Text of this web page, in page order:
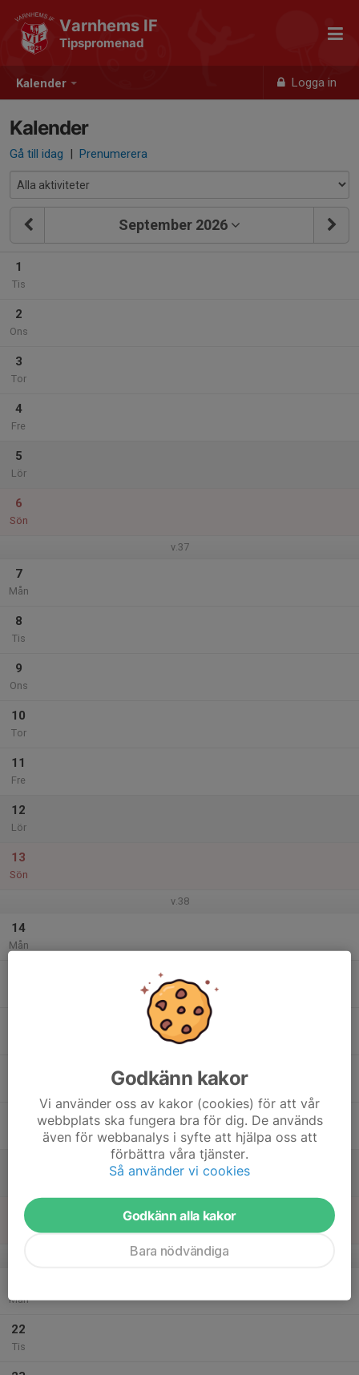
Kalender Logga in
Varnhems IF
Tipspromenad
Kalender
Gå till idag | Prenumerera
September 2026
1
Tis
2
Ons
3
Tor
4
Fre
5
Lör
6
Sön
v.37
7
Mån
8
Tis
9
Ons
10
Tor
11
Fre
12
Lör
13
Sön
v.38
14
Mån
20
Sön
v.39
Mån
22
Tis
Godkänn kakor
Vi använder oss av kakor (cookies) för att vår
webbplats ska fungera bra för dig. De används
även för webbanalys i syfte att hjälpa oss att
förbättra våra tjänster.
Så använder vi cookies
Godkänn alla kakor
Bara nödvändiga